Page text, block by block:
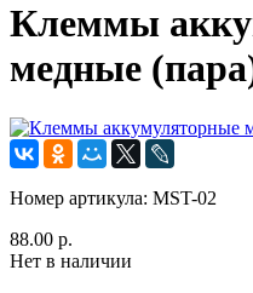
Клеммы
медные
Номер артикула: MST-02
88.00 р.
Нет в наличии